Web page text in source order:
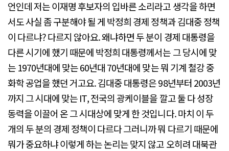
언인데 저는 이재명 후보자의 입바른 소리라고 생각을 하면
서도 사실 좀 구분해야 될 게 박정희 경제 정책과 김대중 정책
이 다르냐? 다르지 않아요. 왜냐하면 두 분이 경제 대통령을
다른 시기에 했기 때문에 박정희 대통령께서는 그 당시에 맞
는 1970년대에 맞는 60년대 70년대에 맞는 뭐 기계 철강 중
화학 공업을 했던 거고요. 김대중 대통령은 98년부터 2003년
까지 그 시대에 맞는 IT, 전국의 광케이블을 깔고 둘 다 성장
동력을 이끌어 온 그 시대상에 맞게 한 것입니다. 마치 이 두
개의 두 분의 경제 정책이 다르다 그러니까 뭐 다르기 때문에
뭐가 중요하냐 이렇게 하는 논리는 맞지 않고 오히려 대북관